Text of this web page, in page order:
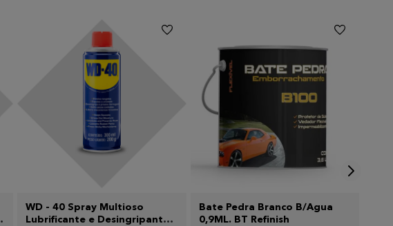
WD - 40 Spray Multioso
Lubrificante e Desingripante
Bate Pedra Branco B/Agua
0,9ML. BT Refinish